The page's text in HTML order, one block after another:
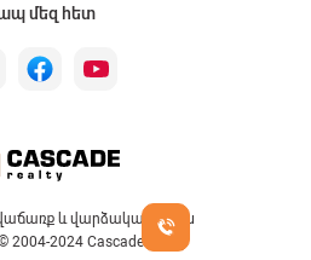
մեզ հետ
և վարձակալություն
2024 Cascade Realty